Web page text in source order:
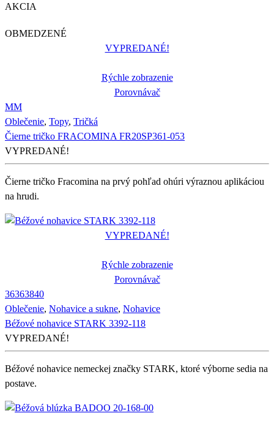
AKCIA
OBMEDZENÉ
VYPREDANÉ!
Rýchle zobrazenie
Porovnávač
MM
Oblečenie, Topy, Tričká
Čierne tričko FRACOMINA FR20SP361-053
VYPREDANÉ!
Čierne tričko Fracomina na prvý pohľad ohúri výraznou aplikáciou
na hrudi.
VYPREDANÉ!
Rýchle zobrazenie
Porovnávač
36363840
Oblečenie, Nohavice a sukne, Nohavice
Béžové nohavice STARK 3392-118
VYPREDANÉ!
Béžové nohavice nemeckej značky STARK, ktoré výborne sedia na
postave.